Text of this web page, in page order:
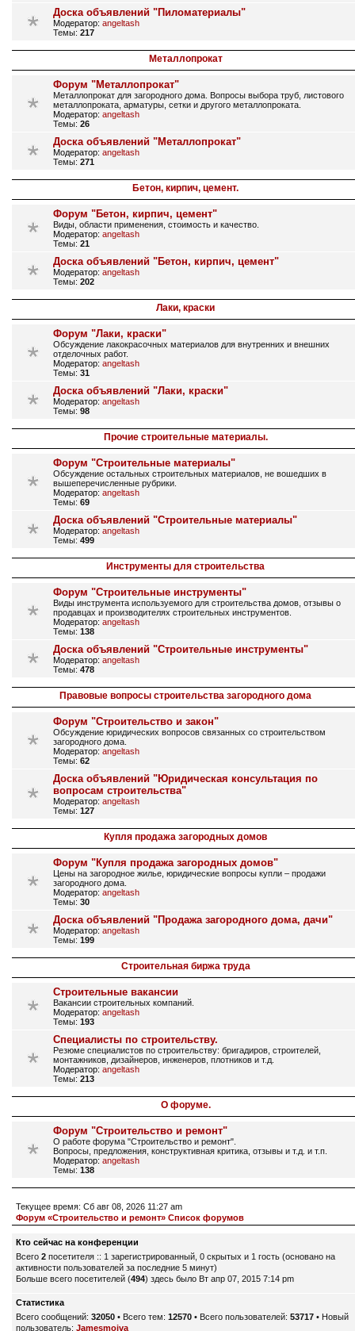
Доска объявлений "Пиломатериалы"
Модератор: angeltash
Темы: 217
Металлопрокат
Форум "Металлопрокат"
Металлопрокат для загородного дома. Вопросы выбора труб, листового
металлопроката, арматуры, сетки и другого металлопроката.
Модератор: angeltash
Темы: 26
Доска объявлений "Металлопрокат"
Модератор: angeltash
Темы: 271
Бетон, кирпич, цемент.
Форум "Бетон, кирпич, цемент"
Виды, области применения, стоимость и качество.
Модератор: angeltash
Темы: 21
Доска объявлений "Бетон, кирпич, цемент"
Модератор: angeltash
Темы: 202
Лаки, краски
Форум "Лаки, краски"
Обсуждение лакокрасочных материалов для внутренних и внешних
отделочных работ.
Модератор: angeltash
Темы: 31
Доска объявлений "Лаки, краски"
Модератор: angeltash
Темы: 98
Прочие строительные материалы.
Форум "Строительные материалы"
Обсуждение остальных строительных материалов, не вошедших в
вышеперечисленные рубрики.
Модератор: angeltash
Темы: 69
Доска объявлений "Строительные материалы"
Модератор: angeltash
Темы: 499
Инструменты для строительства
Форум "Строительные инструменты"
Виды инструмента используемого для строительства домов, отзывы о
продавцах и производителях строительных инструментов.
Модератор: angeltash
Темы: 138
Доска объявлений "Строительные инструменты"
Модератор: angeltash
Темы: 478
Правовые вопросы строительства загородного дома
Форум "Строительство и закон"
Обсуждение юридических вопросов связанных со строительством
загородного дома.
Модератор: angeltash
Темы: 62
Доска объявлений "Юридическая консультация по
вопросам строительства"
Модератор: angeltash
Темы: 127
Купля продажа загородных домов
Форум "Купля продажа загородных домов"
Цены на загородное жилье, юридические вопросы купли – продажи
загородного дома.
Модератор: angeltash
Темы: 30
Доска объявлений "Продажа загородного дома, дачи"
Модератор: angeltash
Темы: 199
Строительная биржа труда
Строительные вакансии
Вакансии строительных компаний.
Модератор: angeltash
Темы: 193
Специалисты по строительству.
Резюме специалистов по строительству: бригадиров, строителей,
монтажников, дизайнеров, инженеров, плотников и т.д.
Модератор: angeltash
Темы: 213
О форуме.
Форум "Строительство и ремонт"
О работе форума "Строительство и ремонт".
Вопросы, предложения, конструктивная критика, отзывы и т.д. и т.п.
Модератор: angeltash
Темы: 138
Текущее время: Сб авг 08, 2026 11:27 am
Форум «Строительство и ремонт» Список форумов
Кто сейчас на конференции
Всего 2 посетителя :: 1 зарегистрированный, 0 скрытых и 1 гость (основано на
активности пользователей за последние 5 минут)
Больше всего посетителей (494) здесь было Вт апр 07, 2015 7:14 pm
Статистика
Всего сообщений: 32050 • Всего тем: 12570 • Всего пользователей: 53717 • Новый
пользователь: Jamesmoiva